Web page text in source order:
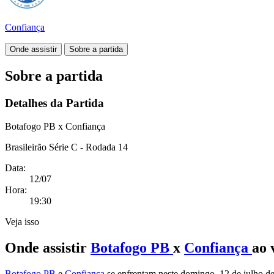
Confiança
Onde assistir Sobre a partida
Sobre a partida
Detalhes da Partida
Botafogo PB x Confiança
Brasileirão Série C - Rodada 14
Data:
12/07
Hora:
19:30
Veja isso
Onde assistir Botafogo PB x Confiança ao